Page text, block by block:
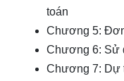
toán
Chương 5:
Chương 6: Sử
Chương 7: Dự